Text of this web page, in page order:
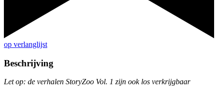
op verlanglijst
Beschrijving
Let op: de verhalen StoryZoo Vol. 1 zijn ook los verkrijgbaar